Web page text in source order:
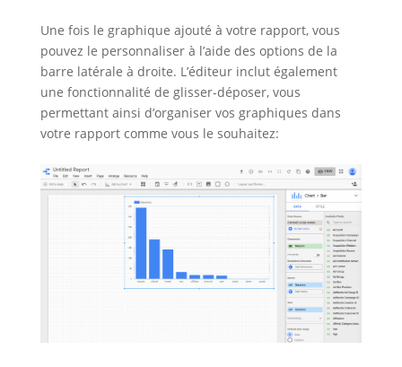
Une fois le graphique ajouté à votre rapport, vous
pouvez le personnaliser à l’aide des options de la
barre latérale à droite. L’éditeur inclut également
une fonctionnalité de glisser-déposer, vous
permettant ainsi d’organiser vos graphiques dans
votre rapport comme vous le souhaitez: